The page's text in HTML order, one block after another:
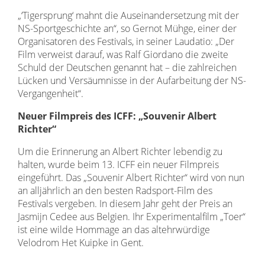
„‘Tigersprung‘ mahnt die Auseinandersetzung mit der
NS-Sportgeschichte an“, so Gernot Mühge, einer der
Organisatoren des Festivals, in seiner Laudatio: „Der
Film verweist darauf, was Ralf Giordano die zweite
Schuld der Deutschen genannt hat – die zahlreichen
Lücken und Versäumnisse in der Aufarbeitung der NS-
Vergangenheit“.
Neuer Filmpreis des ICFF: „Souvenir Albert
Richter“
Um die Erinnerung an Albert Richter lebendig zu
halten, wurde beim 13. ICFF ein neuer Filmpreis
eingeführt. Das „Souvenir Albert Richter“ wird von nun
an alljährlich an den besten Radsport-Film des
Festivals vergeben. In diesem Jahr geht der Preis an
Jasmijn Cedee aus Belgien. Ihr Experimentalfilm „Toer“
ist eine wilde Hommage an das altehrwürdige
Velodrom Het Kuipke in Gent.